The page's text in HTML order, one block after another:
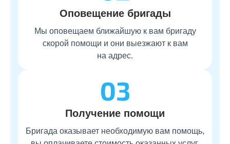
Оповещение бригады
Мы оповещаем ближайшую к вам бригаду
скорой помощи и они выезжают к вам
на адрес.
Получение помощи
Бригада оказывает необходимую вам помощь,